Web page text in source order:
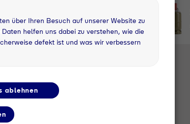
Pfandflasche
über Ihren Besuch auf unserer Website zu
helfen uns dabei zu verstehen, wie die
defekt ist und was wir verbessern
ablehnen